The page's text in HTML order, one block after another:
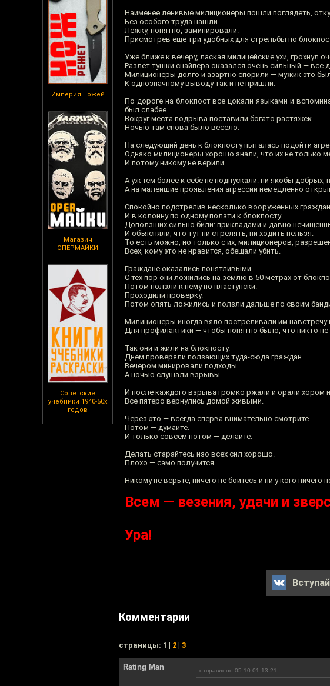
Империя ножей
Магазин
ОПЕРМАЙКИ
Советские
учебники 1940-50х
годов
Наименее ленивые милиционеры пошли поглядеть,
Без особого труда нашли.
Лёжку, понятно, заминировали.
Присмотрев еще три удобных для стрельбы по
Уже ближе к вечеру, лаская милицейские ухи, грохнул
Разлет тушки снайпера оказался очень сильный — все
Милиционеры долго и азартно спорили — мужик это
К однозначному выводу так и не пришли.
По дороге на блокпост все цокали языками и
был слабее.
Вокруг места подрыва поставили богато растяжек.
Ночью там снова было весело.
На следующий день к блокпосту пыталась подойти
Однако милиционеры хорошо знали, что их не только
И потому никому не верили.
А уж тем более к себе не подпускали: ни якобы
А на малейшие проявления агрессии немедленно
Спокойно подстрелив несколько вооруженных
И в колонну по одному ползти к блокпосту.
Доползших сильно били: прикладами и давно
И объясняли, что тут ни стрелять, ни ходить нельзя.
То есть можно, но только с их, милиционеров,
Всех, кому это не нравится, обещали убить.
Граждане оказались понятливыми.
С тех пор они ложились на землю в 50 метрах от
Потом ползли к нему по пластунски.
Проходили проверку.
Потом опять ложились и ползли дальше по своим
Милиционеры иногда вяло постреливали им навстречу
Для профилактики — чтобы понятно было, что никто не
Так они и жили на блокпосту.
Днем проверяли ползающих туда-сюда граждан.
Вечером минировали подходы.
А ночью слушали взрывы.
И после каждого взрыва громко ржали и орали хором
Все пятеро вернулись домой живыми.
Через это — всегда сперва внимательно смотрите.
Потом — думайте.
И только совсем потом — делайте.
Делать старайтесь изо всех сил хорошо.
Плохо — само получится.
Никому не верьте, ничего не бойтесь и ни у кого ничего
Всем — везения, удачи и
Ура!
Комментарии
cтраницы: 1 | 2 | 3
Rating Man отправлено 05.10.01 13:21